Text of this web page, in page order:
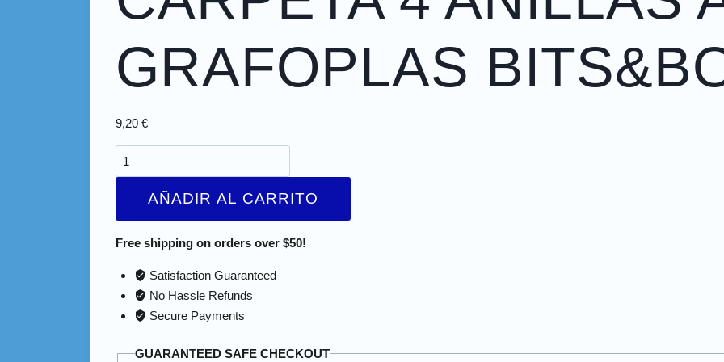
GRAFOPLAS
9,20 €
AÑADIR AL CARRITO
Free shipping on orders over $50!
Satisfaction Guaranteed
No Hassle Refunds
Secure Payments
GUARANTEED SAFE CHECKOUT